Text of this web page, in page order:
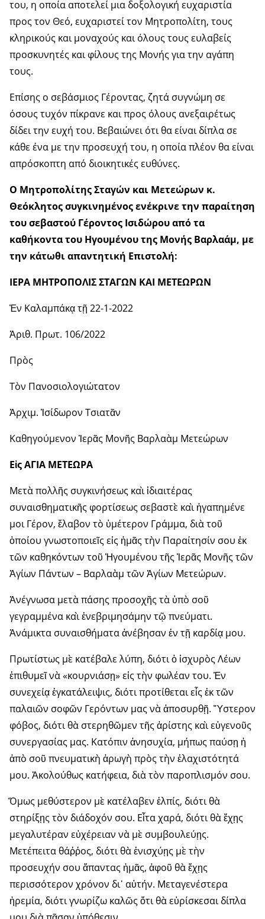
του, η οποία αποτελεί μια δοξολογική ευχαριστία
προς τον Θεό, ευχαριστεί τον Μητροπολίτη, τους
κληρικούς και μοναχούς και όλους τους ευλαβείς
προσκυνητές και φίλους της Μονής για την αγάπη
τους.
Επίσης ο σεβάσμιος Γέροντας, ζητά συγνώμη σε
όσους τυχόν πίκρανε και προς όλους ανεξαιρέτως
δίδει την ευχή του. Βεβαιώνει ότι θα είναι δίπλα σε
κάθε ένα με την προσευχή του, η οποία πλέον θα είναι
απρόσκοπτη από διοικητικές ευθύνες.
Ο Μητροπολίτης Σταγών και Μετεώρων κ.
Θεόκλητος συγκινημένος ενέκρινε την παραίτηση
του σεβαστού Γέροντος Ισιδώρου από τα
καθήκοντα του Ηγουμένου της Μονής Βαρλαάμ, με
την κάτωθι απαντητική Επιστολή:
ΙΕΡΑ ΜΗΤΡΟΠΟΛΙΣ ΣΤΑΓΩΝ ΚΑΙ ΜΕΤΕΩΡΩΝ
Ἐν Καλαμπάκᾳ τῇ 22-1-2022
Ἀριθ. Πρωτ. 106/2022
Πρὸς
Τὸν Πανοσιολογιώτατον
Ἀρχιμ. Ἰσίδωρον Τσιατᾶν
Καθηγούμενον Ἱερᾶς Μονῆς Βαρλαὰμ Μετεώρων
Εἰς ΑΓΙΑ ΜΕΤΕΩΡΑ
Μετὰ πολλῆς συγκινήσεως καὶ ἰδιαιτέρας
συναισθηματικῆς φορτίσεως σεβαστὲ καὶ ἠγαπημένε
μοι Γέρον, ἔλαβον τὸ ὑμέτερον Γράμμα, διὰ τοῦ
ὁποίου γνωστοποιεῖς εἰς ἡμᾶς τὴν Παραίτησίν σου ἐκ
τῶν καθηκόντων τοῦ Ἡγουμένου τῆς Ἱερᾶς Μονῆς τῶν
Ἁγίων Πάντων – Βαρλαὰμ τῶν Ἁγίων Μετεώρων.
Ἀνέγνωσα μετὰ πάσης προσοχῆς τὰ ὑπὸ σοῦ
γεγραμμένα καὶ ἐνεβριμησάμην τῷ πνεύματι.
Ἀνάμικτα συναισθήματα ἀνέβησαν ἐν τῇ καρδίᾳ μου.
Πρωτίστως μὲ κατέβαλε λύπη, διότι ὁ ἰσχυρὸς Λέων
ἐπιθυμεῖ νὰ «κουρνιάσῃ» εἰς τὴν φωλέαν του. Ἐν
συνεχείᾳ ἐγκατάλειψις, διότι προτίθεται εἷς ἐκ τῶν
παλαιῶν σοφῶν Γερόντων μας νὰ ἀποσυρθῇ. Ὕστερον
φόβος, διότι θὰ στερηθῶμεν τῆς ἀρίστης καὶ εὐγενοῦς
συνεργασίας μας. Κατόπιν ἀνησυχία, μήπως παύσῃ ἡ
ἀπὸ σοῦ πνευματικὴ ἀρωγὴ πρὸς τὴν ἐλαχιστότητά
μου. Ἀκολούθως κατήφεια, διὰ τὸν παροπλισμόν σου.
Ὅμως μεθύστερον μὲ κατέλαβεν ἐλπίς, διότι θὰ
στηρίξῃς τὸν διάδοχόν σου. Εἶτα χαρά, διότι θὰ ἔχῃς
μεγαλυτέραν εὐχέρειαν νὰ μὲ συμβουλεύῃς.
Μετέπειτα θάῤῥος, διότι θὰ ἐνισχύῃς μὲ τὴν
προσευχήν σου ἅπαντας ἡμᾶς, ἀφοῦ θὰ ἔχῃς
περισσότερον χρόνον δι᾿ αὐτήν. Μεταγενέστερα
ἡρεμία, διότι γνωρίζω καλῶς ὅτι θὰ εὑρίσκεσαι δίπλα